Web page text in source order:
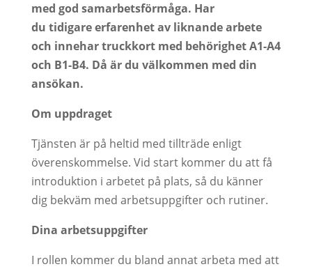
med god samarbetsförmåga. Har
du tidigare erfarenhet av liknande arbete
och innehar truckkort med behörighet A1-A4
och B1-B4. Då är du välkommen med din
ansökan.
Om uppdraget
Tjänsten är på heltid med tillträde enligt
överenskommelse. Vid start kommer du att få
introduktion i arbetet på plats, så du känner
dig bekväm med arbetsuppgifter och rutiner.
Dina arbetsuppgifter
I rollen kommer du bland annat arbeta med att